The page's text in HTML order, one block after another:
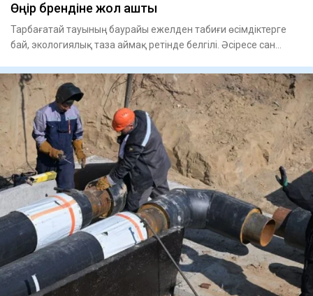
Өңір брендіне жол ашты
Тарбағатай тауының баурайы ежелден табиғи өсімдіктерге
бай, экологиялық таза аймақ ретінде белгілі. Әсіресе сан